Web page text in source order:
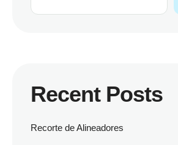
Recent Posts
Recorte de Alineadores